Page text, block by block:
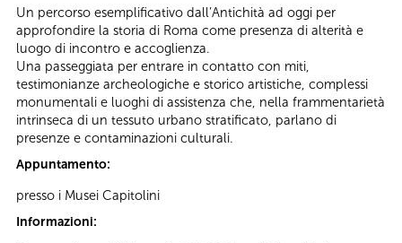
Un percorso esemplificativo dall’Antichità ad oggi per
approfondire la storia di Roma come presenza di alterità e
luogo di incontro e accoglienza.
Una passeggiata per entrare in contatto con miti,
testimonianze archeologiche e storico artistiche, complessi
monumentali e luoghi di assistenza che, nella frammentarietà
intrinseca di un tessuto urbano stratificato, parlano di
presenze e contaminazioni culturali.
Appuntamento:
presso i Musei Capitolini
Informazioni: